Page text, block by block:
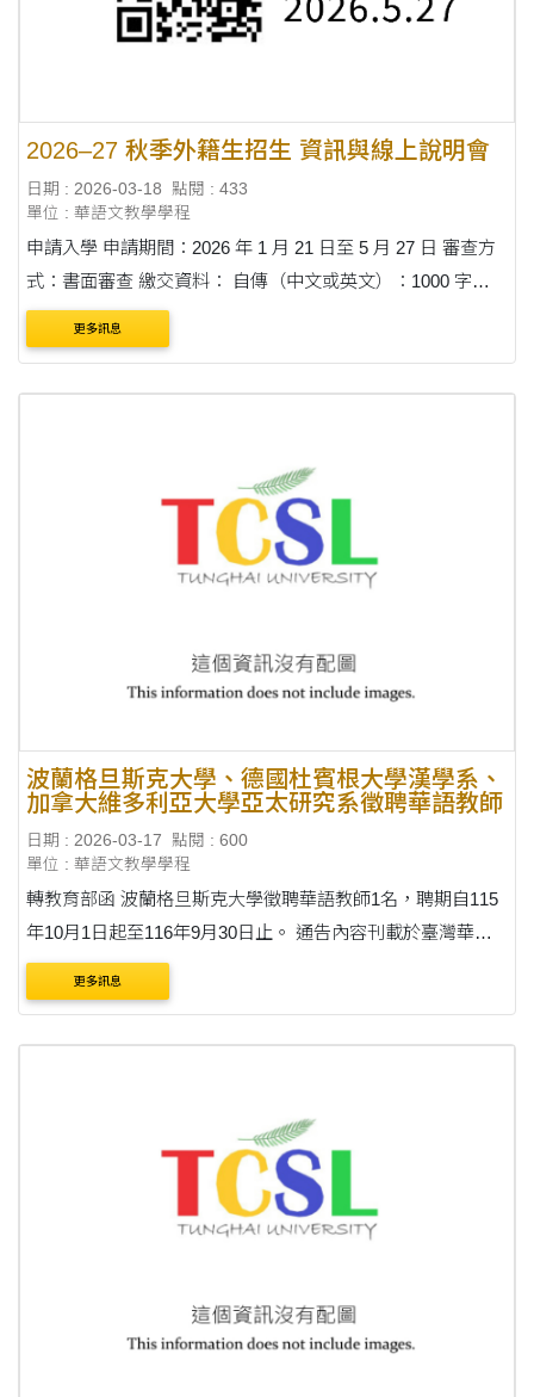
2026–27 秋季外籍生招生 資訊與線上說明會
日期 : 2026-03-18
點閱 : 433
單位 : 華語文教學學程
申請入學 申請期間：2026 年 1 月 21 日至 5 月 27 日 審查方
式：書面審查 繳交資料： 自傳（中文或英文）：1000 字以
更多訊息
波蘭格旦斯克大學、德國杜賓根大學漢學系、
加拿大維多利亞大學亞太研究系徵聘華語教師
日期 : 2026-03-17
點閱 : 600
單位 : 華語文教學學程
轉教育部函 波蘭格旦斯克大學徵聘華語教師1名，聘期自115
年10月1日起至116年9月30日止。 通告內容刊載於臺灣華語
教育資源中心(網址：
https://lmit.edu.tw/sc/world_detail_edu/1320)。 收件截止日：
更多訊息